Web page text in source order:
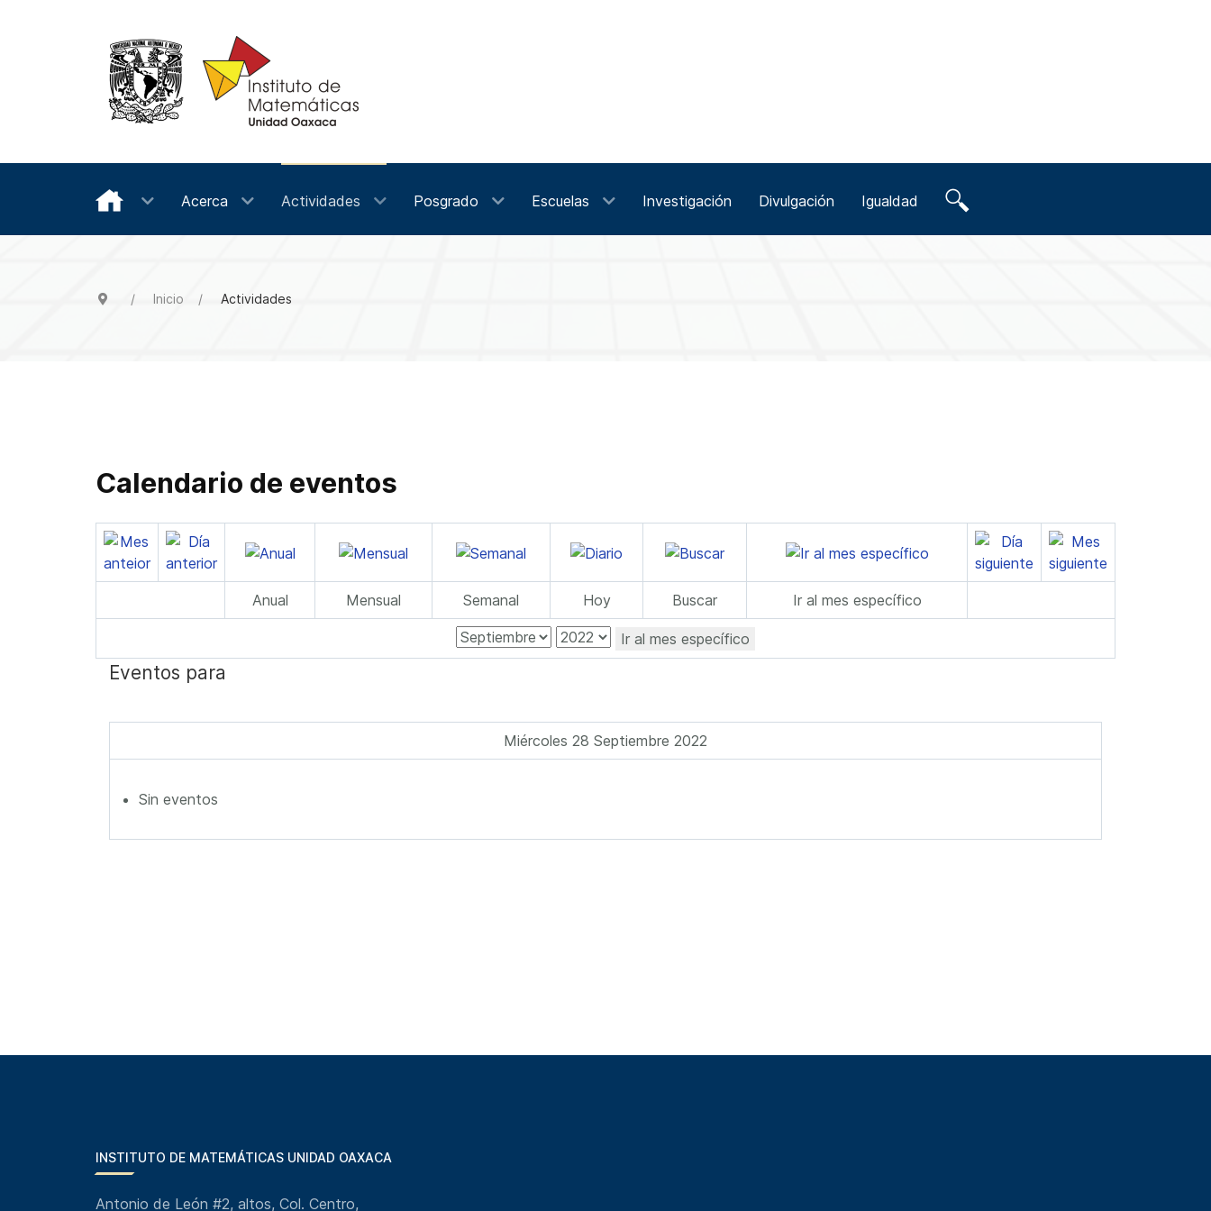
Acerca Actividades Posgrado Escuelas Investigación Divulgación Igualdad
Inicio Actividades
Calendario de eventos
Anual Mensual Semanal Hoy Buscar Ir al mes específico
Ir al mes específico
Eventos para
Miércoles 28 Septiembre 2022
Sin eventos
INSTITUTO DE MATEMÁTICAS UNIDAD OAXACA
Antonio de León #2, altos, Col. Centro,